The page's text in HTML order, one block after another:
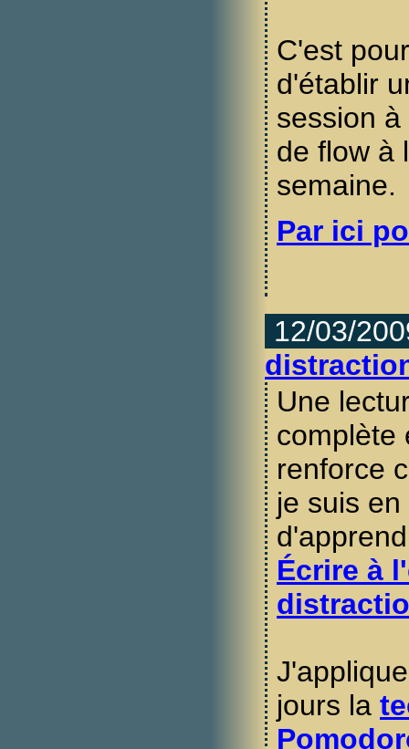
C'est
d'établir
session
de flow à
semaine.
Par ici
12/03/
Une
complète
renforce
je suis en
Écrire à
jours la